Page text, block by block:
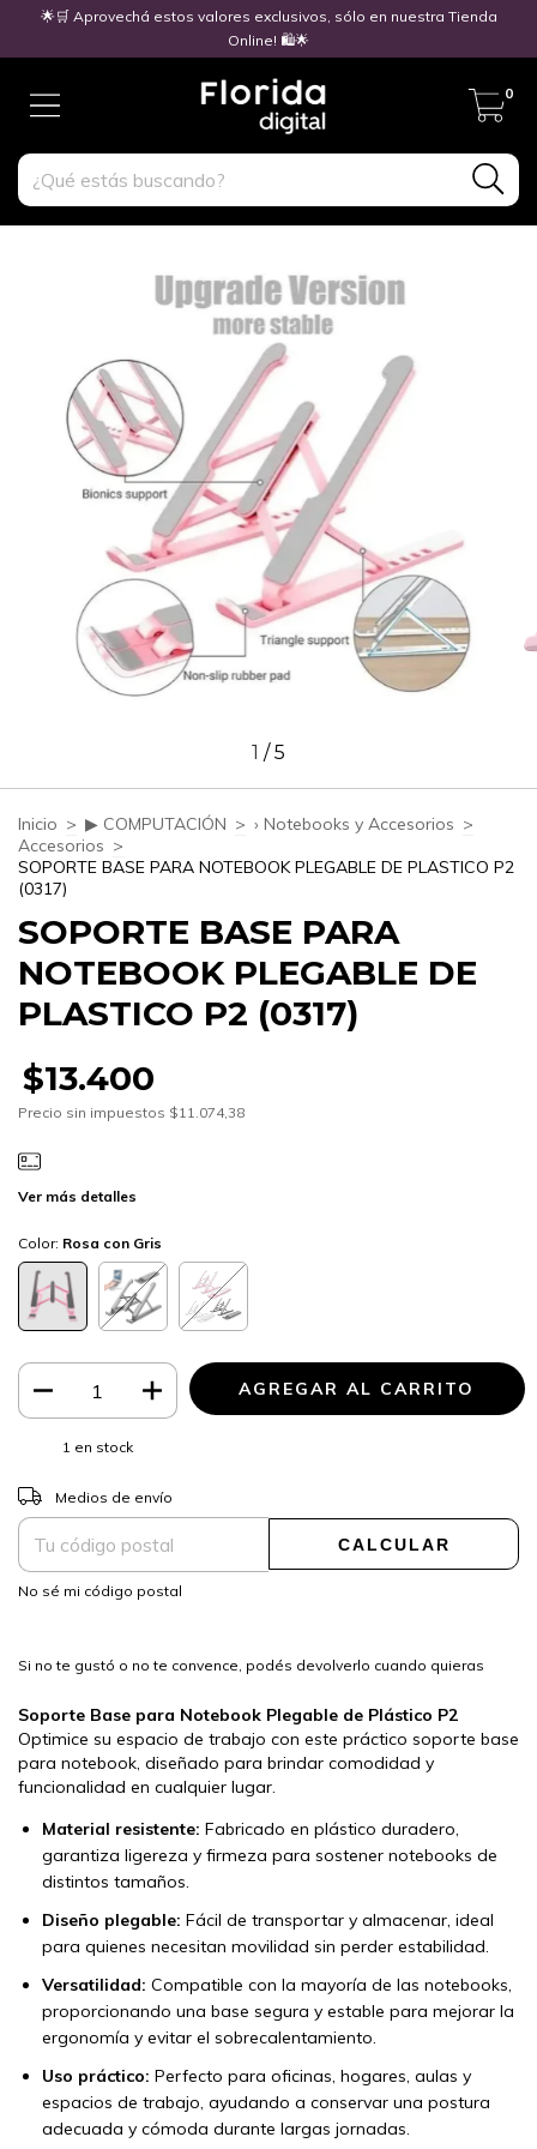
🌟🛒 Aprovechá estos valores exclusivos, sólo en nuestra Tienda
Online! 🛍️🌟
0
1 /5
Inicio > ▶ COMPUTACIÓN > › Notebooks y Accesorios >
Accesorios >
SOPORTE BASE PARA NOTEBOOK PLEGABLE DE PLASTICO P2
(0317)
SOPORTE BASE PARA
NOTEBOOK PLEGABLE DE
PLASTICO P2 (0317)
$13.400
Precio sin impuestos $11.074,38
Ver más detalles
Color: Rosa con Gris
1 en stock
Entregas para el CP:
Medios de envío
CALCULAR
No sé mi código postal
Si no te gustó o no te convence, podés devolverlo cuando quieras
Soporte Base para Notebook Plegable de Plástico P2
Optimice su espacio de trabajo con este práctico soporte base
para notebook, diseñado para brindar comodidad y
funcionalidad en cualquier lugar.
Material resistente: Fabricado en plástico duradero,
garantiza ligereza y firmeza para sostener notebooks de
distintos tamaños.
Diseño plegable: Fácil de transportar y almacenar, ideal
para quienes necesitan movilidad sin perder estabilidad.
Versatilidad: Compatible con la mayoría de las notebooks,
proporcionando una base segura y estable para mejorar la
ergonomía y evitar el sobrecalentamiento.
Uso práctico: Perfecto para oficinas, hogares, aulas y
espacios de trabajo, ayudando a conservar una postura
adecuada y cómoda durante largas jornadas.